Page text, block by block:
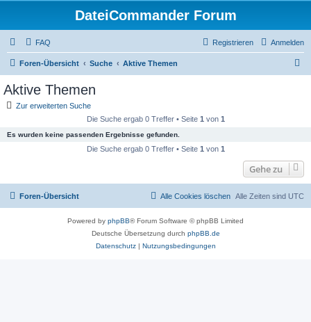
DateiCommander Forum
FAQ Anmelden
Registrieren
Foren-Übersicht Suche Aktive Themen
Aktive Themen
Zur erweiterten Suche
Die Suche ergab 0 Treffer • Seite 1 von 1
Es wurden keine passenden Ergebnisse gefunden.
Die Suche ergab 0 Treffer • Seite 1 von 1
Gehe zu
Foren-Übersicht Alle Zeiten sind UTC
Alle Cookies löschen
Powered by phpBB® Forum Software © phpBB Limited
Deutsche Übersetzung durch phpBB.de
Datenschutz| Nutzungsbedingungen